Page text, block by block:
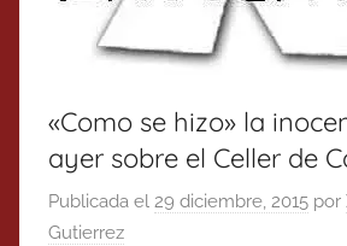
«Como se hizo» la
ayer sobre el Celler de
Publicada el 29 diciembre, 2015 por
Gutierrez